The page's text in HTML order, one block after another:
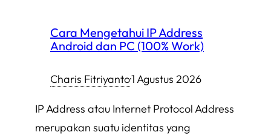
Cara Mengetahui IP Address
Android dan PC (100% Work)
Charis Fitriyanto·1 Agustus 2026
IP Address atau Internet Protocol Address
merupakan suatu identitas yang